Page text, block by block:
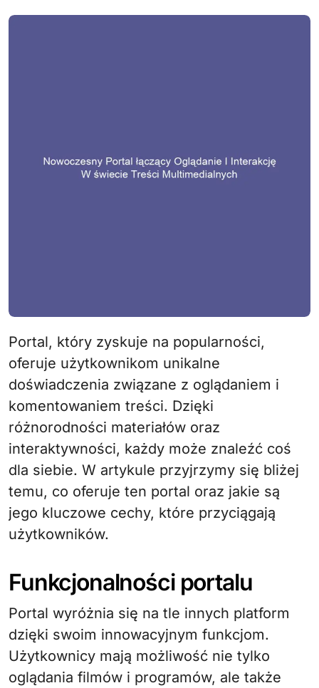
Portal, który zyskuje na popularności,
oferuje użytkownikom unikalne
doświadczenia związane z oglądaniem i
komentowaniem treści. Dzięki
różnorodności materiałów oraz
interaktywności, każdy może znaleźć coś
dla siebie. W artykule przyjrzymy się bliżej
temu, co oferuje ten portal oraz jakie są
jego kluczowe cechy, które przyciągają
użytkowników.
Funkcjonalności portalu
Portal wyróżnia się na tle innych platform
dzięki swoim innowacyjnym funkcjom.
Użytkownicy mają możliwość nie tylko
oglądania filmów i programów, ale także